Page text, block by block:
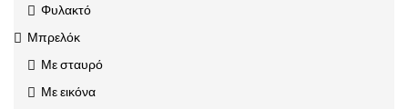
Φυλακτό
Μπρελόκ
Με σταυρό
Με εικόνα